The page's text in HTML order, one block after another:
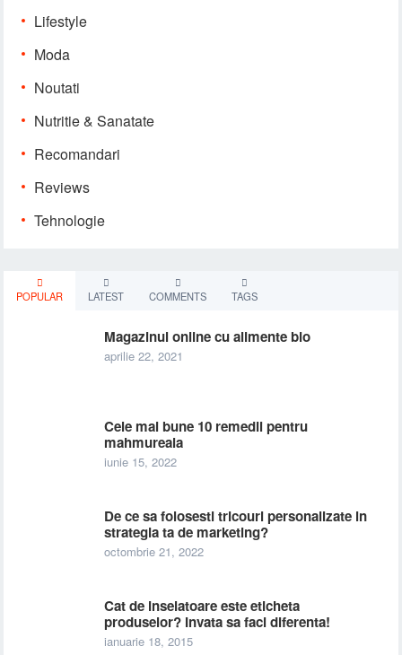
Lifestyle
Moda
Noutati
Nutritie & Sanatate
Recomandari
Reviews
Tehnologie
POPULAR LATEST COMMENTS TAGS
Magazinul online cu alimente bio
aprilie 22, 2021
Cele mai bune 10 remedii pentru
mahmureala
iunie 15, 2022
De ce sa folosesti tricouri personalizate in
strategia ta de marketing?
octombrie 21, 2022
Cat de inselatoare este eticheta
produselor? Invata sa faci diferenta!
ianuarie 18, 2015